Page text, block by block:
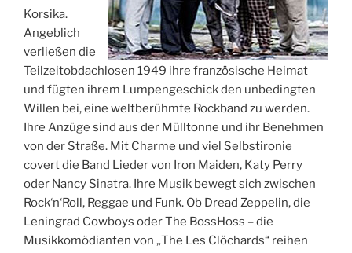
Korsika.
Angeblich
verließen die
Teilzeitobdachlosen 1949 ihre französische Heimat
und fügten ihrem Lumpengeschick den unbedingten
Willen bei, eine weltberühmte Rockband zu werden.
Ihre Anzüge sind aus der Mülltonne und ihr Benehmen
von der Straße. Mit Charme und viel Selbstironie
covert die Band Lieder von Iron Maiden, Katy Perry
oder Nancy Sinatra. Ihre Musik bewegt sich zwischen
Rock‘n‘Roll, Reggae und Funk. Ob Dread Zeppelin, die
Leningrad Cowboys oder The BossHoss – die
Musikkomödianten von „The Les Clöchards“ reihen